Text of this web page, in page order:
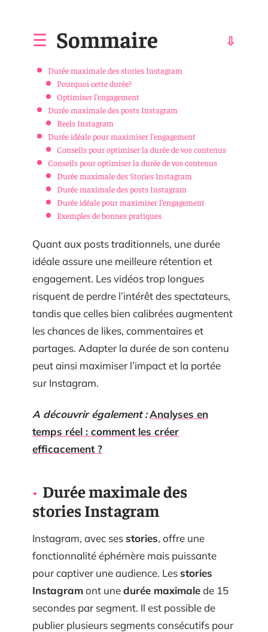
Sommaire
Durée maximale des stories Instagram
Pourquoi cette durée?
Optimiser l’engagement
Durée maximale des posts Instagram
Reels Instagram
Durée idéale pour maximiser l’engagement
Conseils pour optimiser la durée de vos contenus
Conseils pour optimiser la durée de vos contenus
Durée maximale des Stories Instagram
Durée maximale des posts Instagram
Durée idéale pour maximiser l’engagement
Exemples de bonnes pratiques
Quant aux posts traditionnels, une durée
idéale assure une meilleure rétention et
engagement. Les vidéos trop longues
risquent de perdre l’intérêt des spectateurs,
tandis que celles bien calibrées augmentent
les chances de likes, commentaires et
partages. Adapter la durée de son contenu
peut ainsi maximiser l’impact et la portée
sur Instagram.
A découvrir également :Analyses en
temps réel : comment les créer
efficacement ?
Durée maximale des
stories Instagram
Instagram, avec sesstories, offre une
fonctionnalité éphémère mais puissante
pour captiver une audience. Lesstories
Instagramont unedurée maximalede 15
secondes par segment. Il est possible de
publier plusieurs segments consécutifs pour